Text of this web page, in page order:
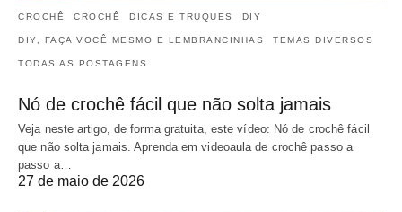
CROCHÊ CROCHÊ DICAS E TRUQUES DIY
DIY, FAÇA VOCÊ MESMO E LEMBRANCINHAS TEMAS DIVERSOS
TODAS AS POSTAGENS
Nó de crochê fácil que não solta jamais
Veja neste artigo, de forma gratuita, este vídeo: Nó de crochê fácil
que não solta jamais. Aprenda em videoaula de crochê passo a
passo a…
27 de maio de 2026